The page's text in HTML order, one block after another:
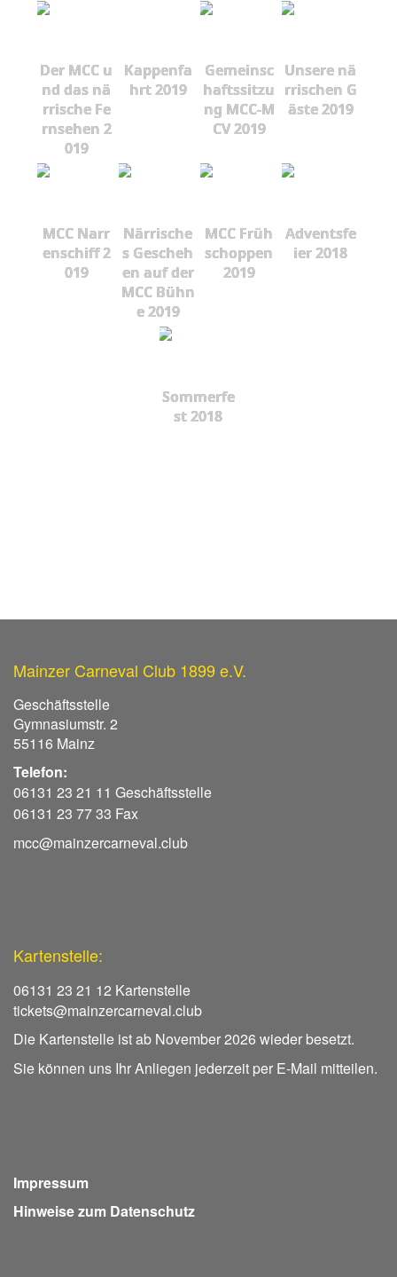
Der MCC u
nd das nä
rrische Fe
rnsehen 2
019
Kappenfa
hrt 2019
Gemeinsc
haftssitzu
ng MCC-M
CV 2019
Unsere nä
rrischen G
äste 2019
MCC Narr
enschiff 2
019
Närrische
s Gescheh
en auf der
MCC Bühn
e 2019
MCC Früh
schoppen
2019
Adventsfe
ier 2018
Sommerfe
st 2018
Mainzer Carneval Club 1899 e.V.
Geschäftsstelle
Gymnasiumstr. 2
55116 Mainz
Telefon:
06131 23 21 11 Geschäftsstelle
06131 23 77 33 Fax
mcc@mainzercarneval.club
Kartenstelle:
06131 23 21 12 Kartenstelle
tickets@mainzercarneval.club
Die Kartenstelle ist ab November 2026 wieder besetzt.
Sie können uns Ihr Anliegen jederzeit per E-Mail mitteilen.
Impressum
Hinweise zum Datenschutz